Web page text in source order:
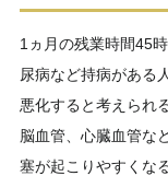
1ヵ月の残業時間45
尿病など持病がある
悪化すると考えられ
脳血管、心臓血管な
塞が起こりやすくな